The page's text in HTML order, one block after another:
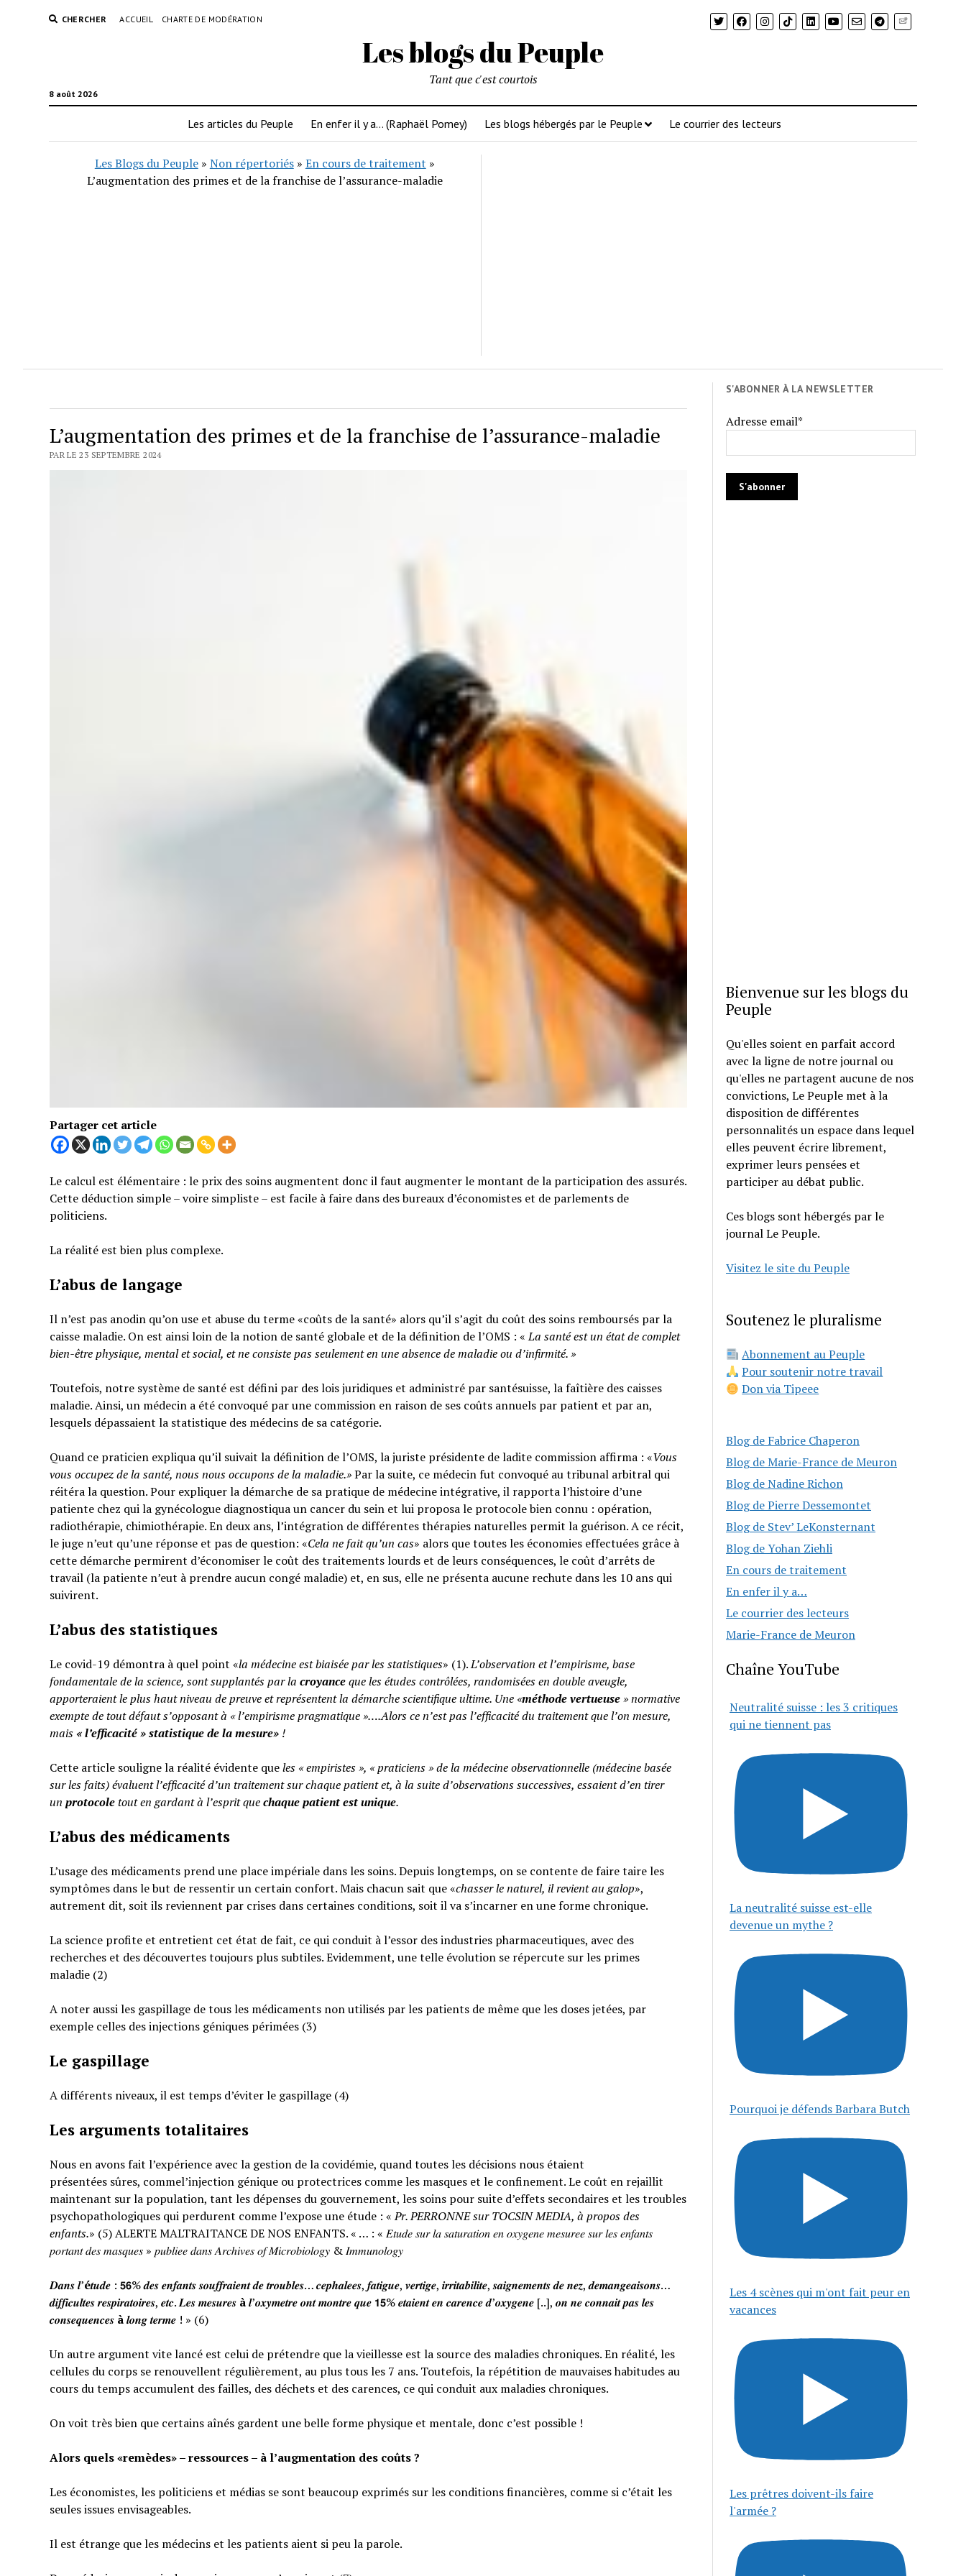
CHERCHER ACCUEIL CHARTE DE MODÉRATION Newsletter
Les blogs du Peuple
8 août 2026
Tant que c'est courtois
Les articles du Peuple En enfer il y a… (Raphaël Pomey) Les blogs hébergés par le Peuple Le courrier des lecteurs
Les Blogs du Peuple» Non répertoriés» En cours de traitement »
L’augmentation des primes et de la franchise de l’assurance-maladie
L’augmentation des primes et de la franchise de l’assurance-maladie
PAR LE 23 SEPTEMBRE 2024
Partager cet article
Le calcul est élémentaire : le prix des soins augmentent donc il faut augmenter le montant de la participation des assurés.
Cette déduction simple – voire simpliste – est facile à faire dans des bureaux d’économistes et de parlements de
politiciens.
La réalité est bien plus complexe.
L’abus de langage
Il n’est pas anodin qu’on use et abuse du terme «coûts de la santé» alors qu’il s’agit du coût des soins remboursés par la
caisse maladie. On est ainsi loin de la notion de santé globale et de la définition de l’OMS : «La santé est un état de complet
bien-être physique, mental et social, et ne consiste pas seulement en une absence de maladie ou d’infirmité.»
Toutefois, notre système de santé est défini par des lois juridiques et administré par santésuisse, la faîtière des caisses
maladie. Ainsi, un médecin a été convoqué par une commission en raison de ses coûts annuels par patient et par an,
lesquels dépassaient la statistique des médecins de sa catégorie.
Quand ce praticien expliqua qu’il suivait la définition de l’OMS, la juriste présidente de ladite commission affirma : «Vous
vous occupez de la santé, nous nous occupons de la maladie.»Par la suite, ce médecin fut convoqué au tribunal arbitral qui
réitéra la question. Pour expliquer la démarche de sa pratique de médecine intégrative, il rapporta l’histoire d’une
patiente chez qui la gynécologue diagnostiqua un cancer du sein et lui proposa le protocole bien connu : opération,
radiothérapie, chimiothérapie. En deux ans, l’intégration de différentes thérapies naturelles permit la guérison. A ce récit,
le juge n’eut qu’une réponse et pas de question: «Cela ne fait qu’un cas» alors que toutes les économies effectuées grâce à
cette démarche permirent d’économiser le coût des traitements lourds et de leurs conséquences, le coût d’arrêts de
travail (la patiente n’eut à prendre aucun congé maladie) et, en sus, elle ne présenta aucune rechute dans les 10 ans qui
suivirent.
L’abus des statistiques
Le covid-19 démontra à quel point «la médecine est biaisée par les statistiques» (1).L’observation et l’empirisme, base
fondamentale de la science, sont supplantés par la croyanceque les études contrôlées, randomisées en double aveugle,
apporteraient le plus haut niveau de preuve et représentent la démarche scientifique ultime. Une «méthode vertueuse» normative
exempte de tout défaut s’opposant à « l’empirisme pragmatique »….Alors ce n’est pas l’efficacité du traitement que l’on mesure,
mais «l’efficacité » statistique de la mesure» !
Cette article souligne la réalité évidente queles « empiristes », « praticiens » de la médecine observationnelle (médecine basée
sur les faits) évaluent l’efficacité d’un traitement sur chaque patient et, à la suite d’observations successives, essaient d’en tirer
un protocoletout en gardant à l’esprit quechaque patient est unique.
L’abus des médicaments
L’usage des médicaments prend une place impériale dans les soins. Depuis longtemps, on se contente de faire taire les
symptômes dans le but de ressentir un certain confort. Mais chacun sait que «chasser le naturel, il revient au galop»,
autrement dit, soit ils reviennent par crises dans certaines conditions, soit il va s’incarner en une forme chronique.
La science profite et entretient cet état de fait, ce qui conduit à l’essor des industries pharmaceutiques, avec des
recherches et des découvertes toujours plus subtiles. Evidemment, une telle évolution se répercute sur les primes
maladie (2)
A noter aussi les gaspillage de tous les médicaments non utilisés par les patients de même que les doses jetées, par
exemple celles des injections géniques périmées (3)
Le gaspillage
A différents niveaux, il est temps d’éviter le gaspillage (4)
Les arguments totalitaires
Nous en avons fait l’expérience avec la gestion de la covidémie, quand toutes les décisions nous étaient
présentées sûres, commel’injection génique ou protectrices comme les masques et le confinement. Le coût en rejaillit
maintenant sur la population, tant les dépenses du gouvernement, les soins pour suite d’effets secondaires et les troubles
psychopathologiques qui perdurent comme l’expose une étude : «Pr. PERRONNE sur TOCSIN MEDIA, à propos des
enfants.» (5) ALERTE MALTRAITANCE DE NOS ENFANTS. « … : « 𝐸𝑡𝑢𝑑𝑒 𝑠𝑢𝑟 𝑙𝑎 𝑠𝑎𝑡𝑢𝑟𝑎𝑡𝑖𝑜𝑛 𝑒𝑛 𝑜𝑥𝑦𝑔𝑒𝑛𝑒 𝑚𝑒𝑠𝑢𝑟𝑒𝑒 𝑠𝑢𝑟 𝑙𝑒𝑠 𝑒𝑛𝑓𝑎𝑛𝑡𝑠
𝑝𝑜𝑟𝑡𝑎𝑛𝑡 𝑑𝑒𝑠 𝑚𝑎𝑠𝑞𝑢𝑒𝑠 » 𝑝𝑢𝑏𝑙𝑖𝑒𝑒 𝑑𝑎𝑛𝑠 𝐴𝑟𝑐ℎ𝑖𝑣𝑒𝑠 𝑜𝑓 𝑀𝑖𝑐𝑟𝑜𝑏𝑖𝑜𝑙𝑜𝑔𝑦 & 𝐼𝑚𝑚𝑢𝑛𝑜𝑙𝑜𝑔𝑦
𝑫𝒂𝒏𝒔 𝒍’é𝒕𝒖𝒅𝒆 : 𝟱𝟲% 𝒅𝒆𝒔 𝒆𝒏𝒇𝒂𝒏𝒕𝒔 𝒔𝒐𝒖𝒇𝒇𝒓𝒂𝒊𝒆𝒏𝒕 𝒅𝒆 𝒕𝒓𝒐𝒖𝒃𝒍𝒆𝒔… 𝒄𝒆𝒑𝒉𝒂𝒍𝒆𝒆𝒔, 𝒇𝒂𝒕𝒊𝒈𝒖𝒆, 𝒗𝒆𝒓𝒕𝒊𝒈𝒆, 𝒊𝒓𝒓𝒊𝒕𝒂𝒃𝒊𝒍𝒊𝒕𝒆, 𝒔𝒂𝒊𝒈𝒏𝒆𝒎𝒆𝒏𝒕𝒔 𝒅𝒆 𝒏𝒆𝒛, 𝒅𝒆𝒎𝒂𝒏𝒈𝒆𝒂𝒊𝒔𝒐𝒏𝒔…
𝒅𝒊𝒇𝒇𝒊𝒄𝒖𝒍𝒕𝒆𝒔 𝒓𝒆𝒔𝒑𝒊𝒓𝒂𝒕𝒐𝒊𝒓𝒆𝒔, 𝒆𝒕𝒄. 𝑳𝒆𝒔 𝒎𝒆𝒔𝒖𝒓𝒆𝒔 à𝒍’𝒐𝒙𝒚𝒎𝒆𝒕𝒓𝒆 𝒐𝒏𝒕 𝒎𝒐𝒏𝒕𝒓𝒆 𝒒𝒖𝒆 𝟭𝟱% 𝒆𝒕𝒂𝒊𝒆𝒏𝒕 𝒆𝒏 𝒄𝒂𝒓𝒆𝒏𝒄𝒆 𝒅’𝒐𝒙𝒚𝒈𝒆𝒏𝒆 [..], 𝒐𝒏 𝒏𝒆 𝒄𝒐𝒏𝒏𝒂𝒊𝒕 𝒑𝒂𝒔 𝒍𝒆𝒔
𝒄𝒐𝒏𝒔𝒆𝒒𝒖𝒆𝒏𝒄𝒆𝒔 à𝒍𝒐𝒏𝒈 𝒕𝒆𝒓𝒎𝒆 ! » (6)
Un autre argument vite lancé est celui de prétendre que la vieillesse est la source des maladies chroniques. En réalité, les
cellules du corps se renouvellent régulièrement, au plus tous les 7 ans. Toutefois, la répétition de mauvaises habitudes au
cours du temps accumulent des failles, des déchets et des carences, ce qui conduit aux maladies chroniques.
On voit très bien que certains aînés gardent une belle forme physique et mentale, donc c’est possible !
Alors quels «remèdes» – ressources – à l’augmentation des coûts ?
Les économistes, les politiciens et médias se sont beaucoup exprimés sur les conditions financières, comme si c’était les
seules issues envisageables.
Il est étrange que les médecins et les patients aient si peu la parole.
S'ABONNER À LA NEWSLETTER
Adresse email*
Bienvenue sur les blogs du
Peuple
Qu'elles soient en parfait accord
avec la ligne de notre journal ou
qu'elles ne partagent aucune de nos
convictions, Le Peuple met à la
disposition de différentes
personnalités un espace dans lequel
elles peuvent écrire librement,
exprimer leurs pensées et
participer au débat public.
Ces blogs sont hébergés par le
journal Le Peuple.
Visitez le site du Peuple
Soutenez le pluralisme
Abonnement au Peuple
Pour soutenir notre travail
Don via Tipeee
Blog de Fabrice Chaperon
Blog de Marie-France de Meuron
Blog de Nadine Richon
Blog de Pierre Dessemontet
Blog de Stev’ LeKonsternant
Blog de Yohan Ziehli
En cours de traitement
En enfer il y a…
Le courrier des lecteurs
Marie-France de Meuron
Chaîne YouTube
Neutralité suisse : les 3 critiques
qui ne tiennent pas
La neutralité suisse est-elle
devenue un mythe ?
Pourquoi je défends Barbara Butch
Les 4 scènes qui m'ont fait peur en
vacances
Les prêtres doivent-ils faire
l'armée ?